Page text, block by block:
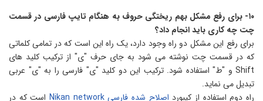
۱۰- برای رفع مشکل بهم ریختگی حروف به هنگام تایپ فارسی در قسمت
چه کاری باید انجام داد؟
رفع این مشکل دو راه وجود دارد، یک راه این است که در تمامی کلماتی
در قسمت چت نوشته می شود به جای حرف "ی" از ترکیب کلید های
Shift و "ط" استفاده شود. ترکیب این دو کلید "ی" فارسی را به "ی" عربی
می نماید.
دوم استفاده از کیبورداصلاح شده فارسی Nikan network است که در